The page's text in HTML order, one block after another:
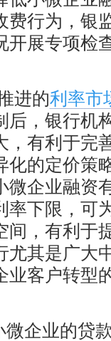
费行为，银
开展专项检
进的利率市
后，银行机
，有利于完
化的定价策
微企业融资
率下限，可
间，有利于
尤其是广大
业客户转型
企业的贷